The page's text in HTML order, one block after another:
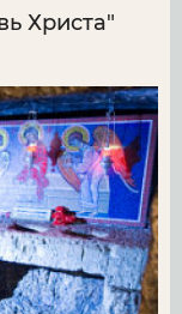
Христа"